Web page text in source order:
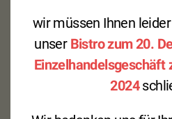
wir müssen Ihnen
unser Bistro zum 20.
Einzelhandelsgeschäft
2024